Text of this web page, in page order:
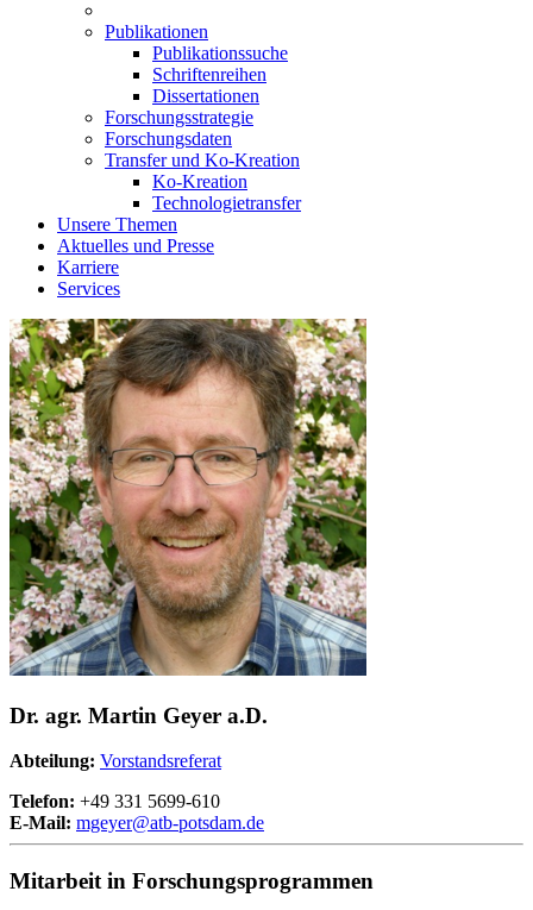
Publikationen
Publikationssuche
Schriftenreihen
Dissertationen
Forschungsstrategie
Forschungsdaten
Transfer und Ko-Kreation
Ko-Kreation
Technologietransfer
Unsere Themen
Aktuelles und Presse
Karriere
Services
Dr. agr. Martin Geyer a.D.
Abteilung: Vorstandsreferat
Telefon: +49 331 5699-610
E-Mail: mgeyer@atb-potsdam.de
Mitarbeit in Forschungsprogrammen